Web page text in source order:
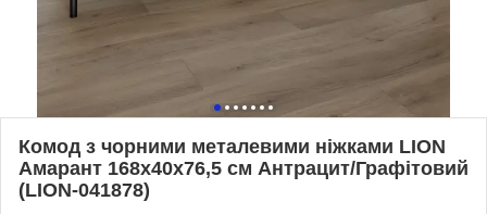
Комод з чорними металевими ніжками LION
Амарант 168x40x76,5 см Антрацит/Графітовий
(LION-041878)